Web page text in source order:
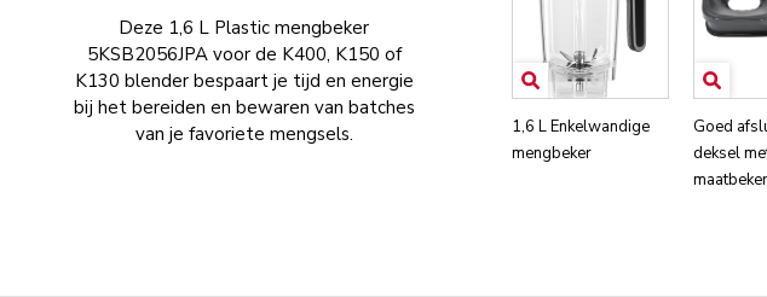
Deze 1,6 L Plastic mengbeker
5KSB2056JPA voor de K400, K150 of
K130 blender bespaart je tijd en energie
bij het bereiden en bewaren van batches
van je favoriete mengsels.
1,6 L Enkelwandige
mengbeker
Goed
deksel